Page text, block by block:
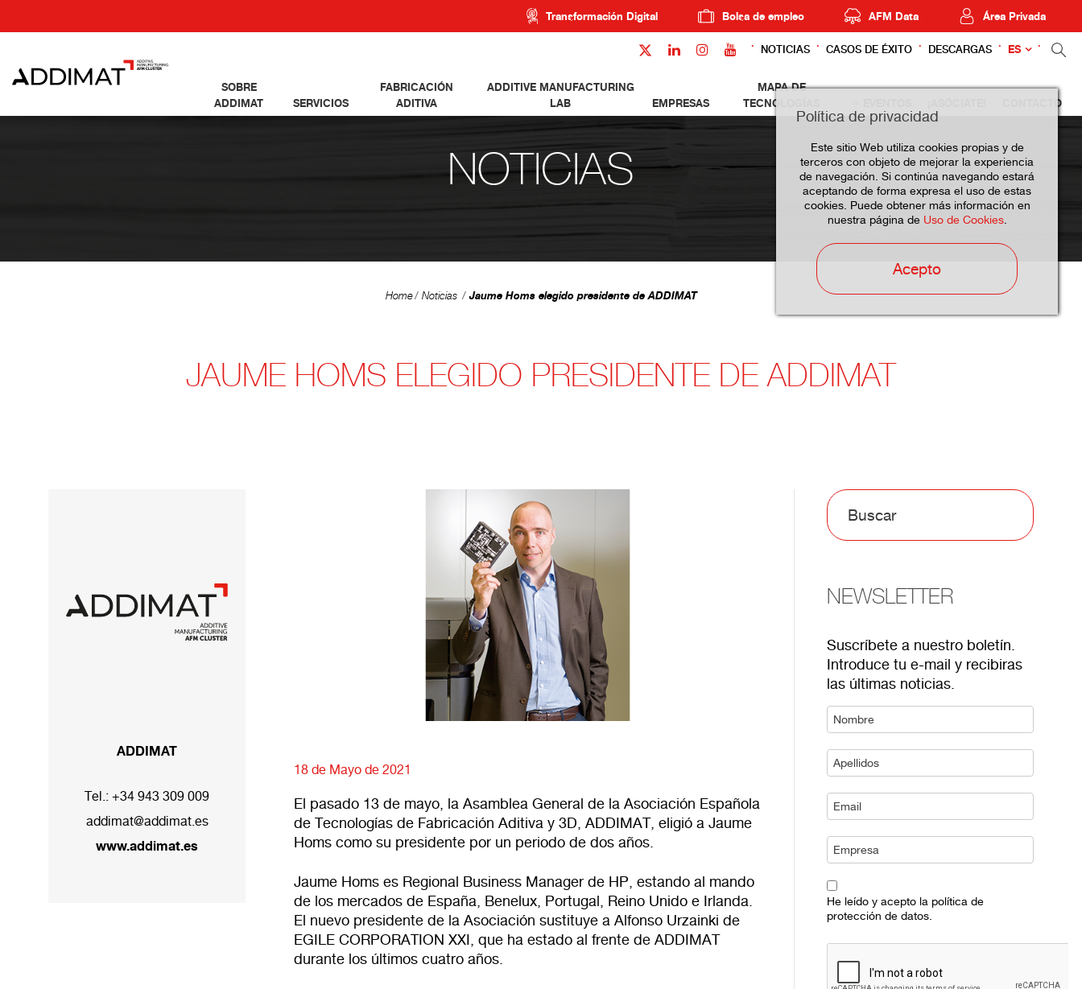
Transformación Digital Bolsa de empleo AFM Data Área Privada
NOTICIAS CASOS DE ÉXITO DESCARGAS ES
SOBRE
ADDIMAT
SERVICIOS
FABRICACIÓN
ADITIVA
ADDITIVE MANUFACTURING
LAB
EMPRESAS
MAPA DE
TECNOLOGÍAS
CONTACTO
Política de privacidad
Este sitio Web utiliza cookies propias y de
terceros con objeto de mejorar la experiencia
de navegación. Si continúa navegando estará
aceptando de forma expresa el uso de estas
cookies. Puede obtener más información en
nuestra página de Uso de Cookies.
Acepto
NOTICIAS
Home Noticias Jaume Homs elegido presidente de ADDIMAT
JAUME HOMS ELEGIDO PRESIDENTE DE ADDIMAT
18 de Mayo de 2021
El pasado 13 de mayo, la Asamblea General de la Asociación Española
de Tecnologías de Fabricación Aditiva y 3D, ADDIMAT, eligió a Jaume
Homs como su presidente por un periodo de dos años.
Jaume Homs es Regional Business Manager de HP, estando al mando
de los mercados de España, Benelux, Portugal, Reino Unido e Irlanda.
El nuevo presidente de la Asociación sustituye a Alfonso Urzainki de
EGILE CORPORATION XXI, que ha estado al frente de ADDIMAT
durante los últimos cuatro años.
ADDIMAT
Tel.:+34 943 309 009
addimat@addimat.es
www.addimat.es
NEWSLETTER
Suscríbete a nuestro boletín.
Introduce tu e-mail y recibiras
las últimas noticias.
He leído y acepto la política de
protección de datos.